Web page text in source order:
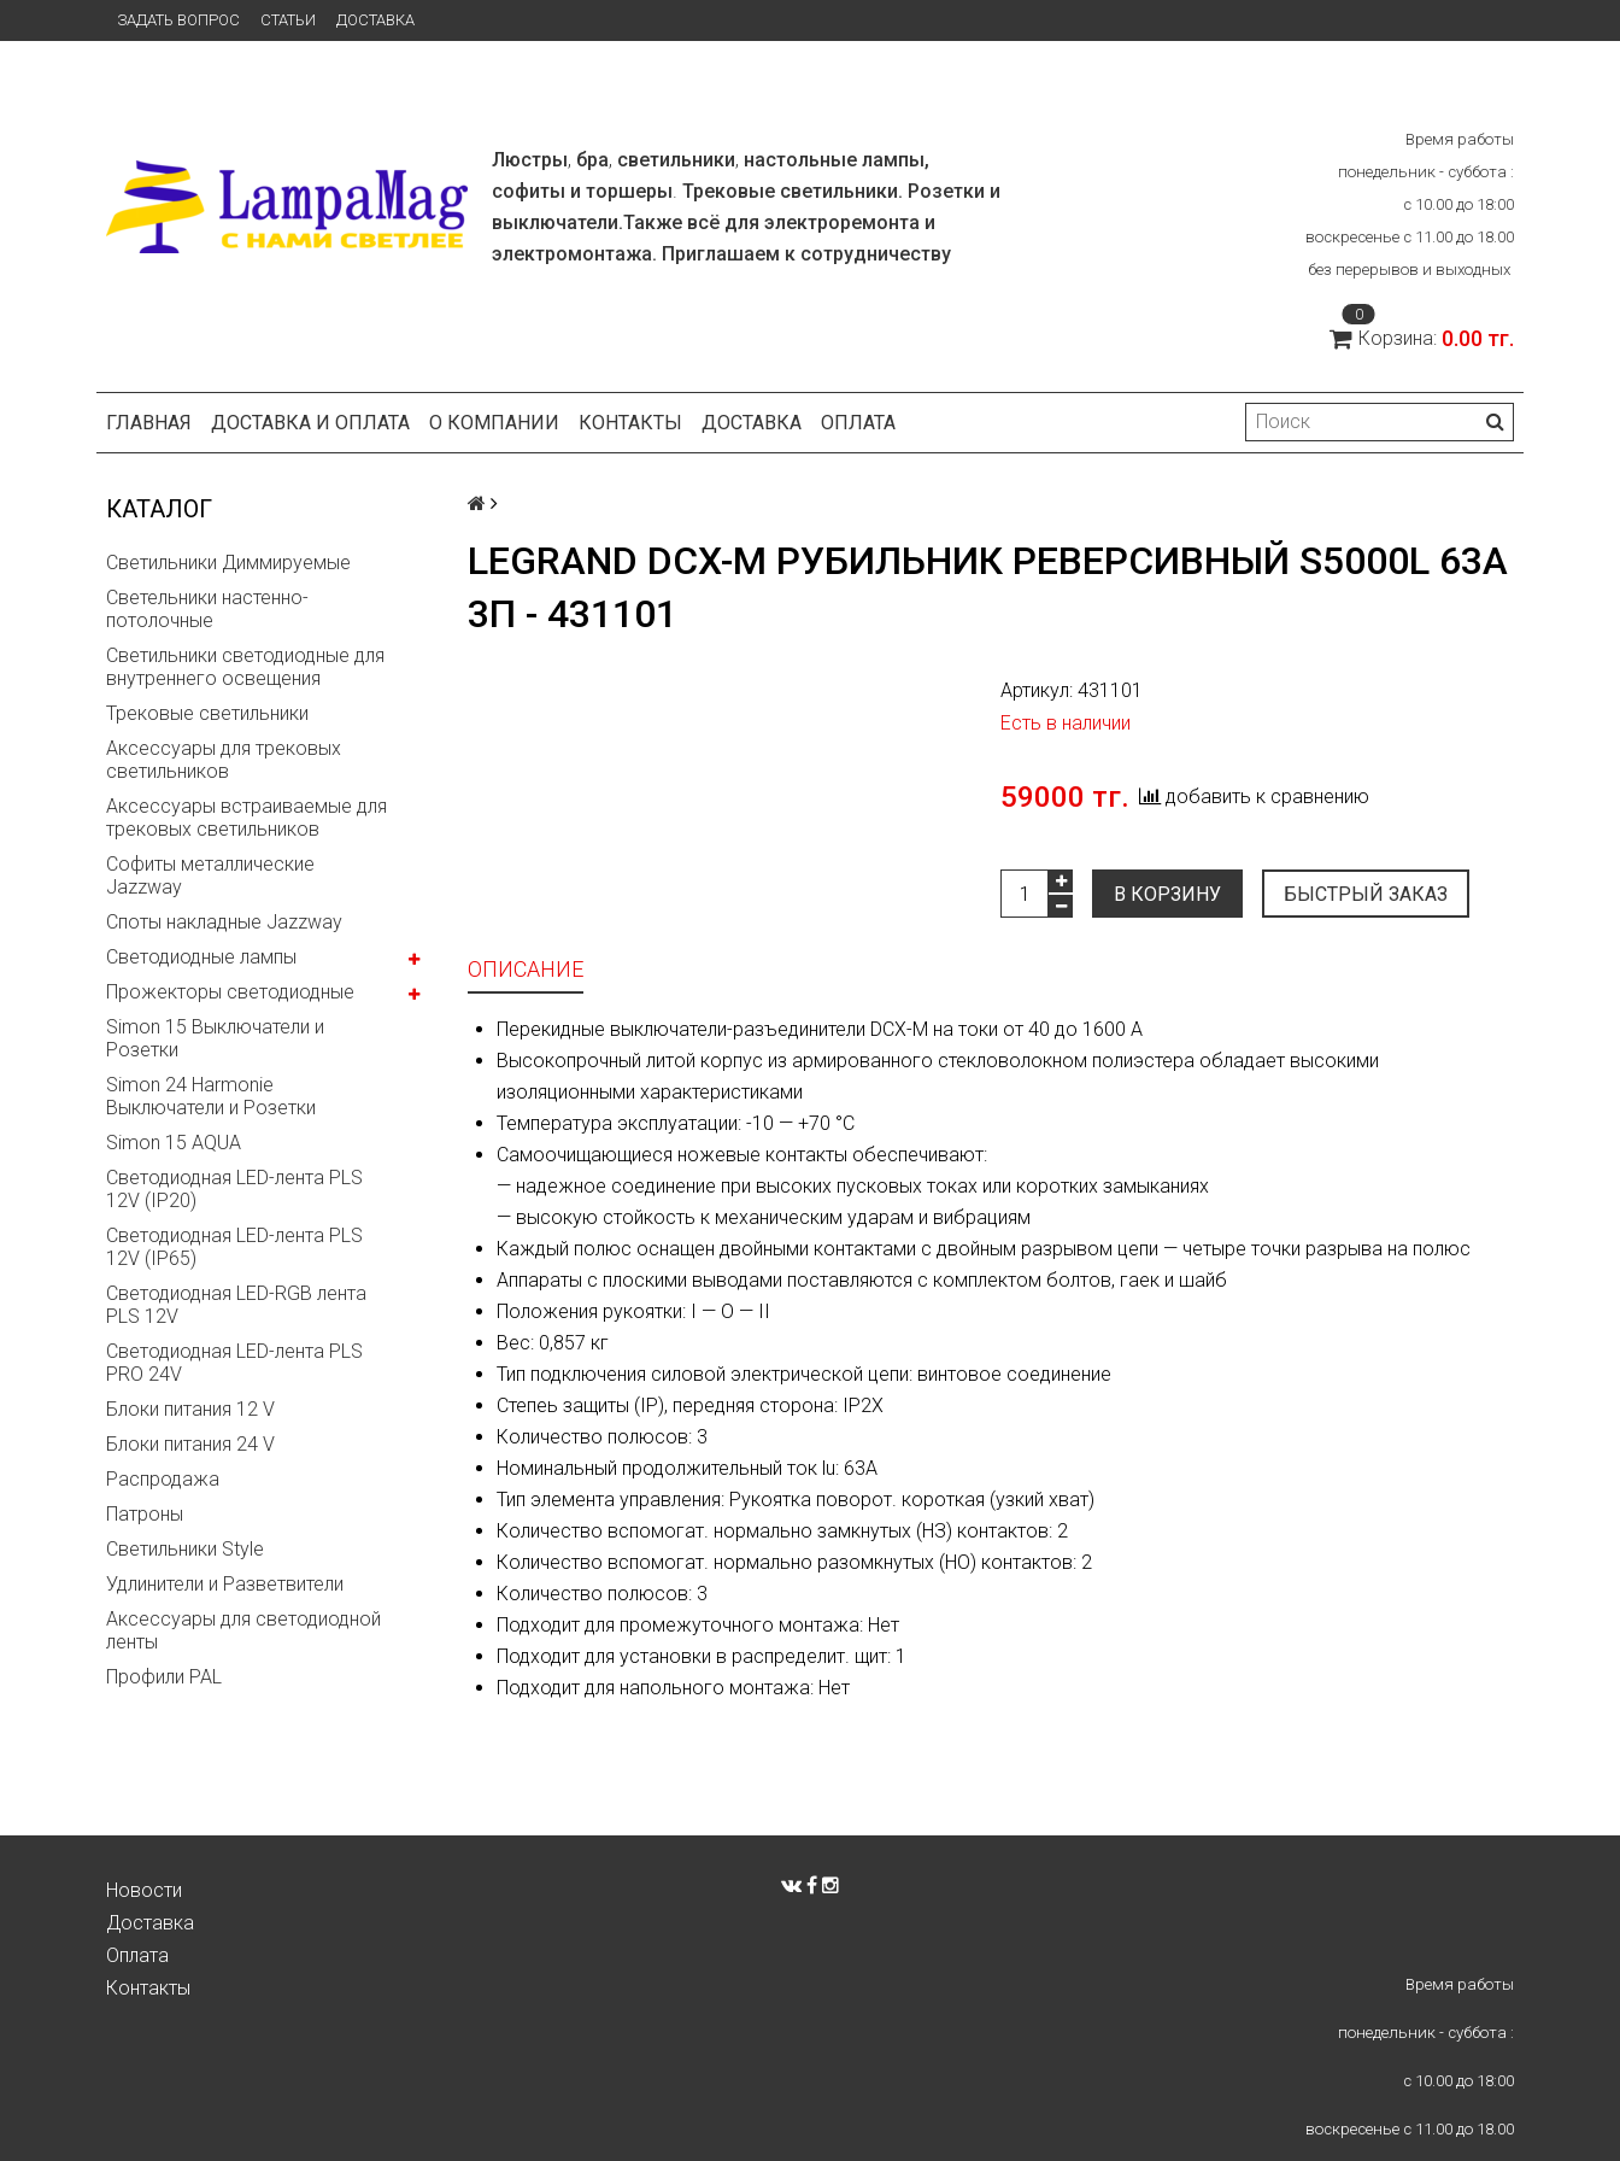
ЗАДАТЬ ВОПРОС СТАТЬИ ДОСТАВКА
Люстры, бра, светильники, настольные лампы,
софиты и торшеры Трековые светильники. Розетки и
выключатели.Также всё для электроремонта и
электромонтажа. Приглашаем к сотрудничеству
Время работы
понедельник - суббота :
с 10.00 до 18:00
воскресенье с 11.00 до 18.00
без перерывов и выходных
0
Корзина: 0.00 тг.
ГЛАВНАЯ ДОСТАВКА И ОПЛАТА О КОМПАНИИ КОНТАКТЫ ДОСТАВКА ОПЛАТА
КАТАЛОГ
Светильники Диммируемые
Cветельники настенно-
потолочные
Светильники светодиодные для
внутреннего освещения
Трековые светильники
Аксессуары для трековых
светильников
Аксессуары встраиваемые для
трековых светильников
Софиты металлические
Jazzway
Споты накладные Jazzway
Светодиодные лампы
Прожекторы светодиодные
Simon 15 Выключатели и
Розетки
Simon 24 Harmonie
Выключатели и Розетки
Simon 15 AQUA
Светодиодная LED-лента PLS
12V (IP20)
Светодиодная LED-лента PLS
12V (IP65)
Светодиодная LED-RGB лента
PLS 12V
Светодиодная LED-лента PLS
PRO 24V
Блоки питания 12 V
Блоки питания 24 V
Распродажа
Патроны
Светильники Style
Удлинители и Разветвители
Аксессуары для светодиодной
ленты
Профили PAL
LEGRAND DCX-M РУБИЛЬНИК РЕВЕРСИВНЫЙ S5000L 63A
3П - 431101
Артикул: 431101
Есть в наличии
59000 тг. добавить к сравнению
В КОРЗИНУ БЫСТРЫЙ ЗАКАЗ
ОПИСАНИЕ
Перекидные выключатели-разъединители DCX-M на токи от 40 до 1600 А
Высокопрочный литой корпус из армированного стекловолокном полиэстера обладает высокими
изоляционными характеристиками
Температура эксплуатации: -10 — +70 °С
Самоочищающиеся ножевые контакты обеспечивают:
— надежное соединение при высоких пусковых токах или коротких замыканиях
— высокую стойкость к механическим ударам и вибрациям
Каждый полюс оснащен двойными контактами с двойным разрывом цепи — четыре точки разрыва на полюс
Аппараты с плоскими выводами поставляются с комплектом болтов, гаек и шайб
Положения рукоятки: I — O — II
Вес: 0,857 кг
Тип подключения силовой электрической цепи: винтовое соединение
Степеь защиты (IP), передняя сторона: IP2X
Количество полюсов: 3
Номинальный продолжительный ток lu: 63А
Тип элемента управления: Рукоятка поворот. короткая (узкий хват)
Количество вспомогат. нормально замкнутых (НЗ) контактов: 2
Количество вспомогат. нормально разомкнутых (НО) контактов: 2
Количество полюсов: 3
Подходит для промежуточного монтажа: Нет
Подходит для установки в распределит. щит: 1
Подходит для напольного монтажа: Нет
Новости
Доставка
Оплата
Контакты
Время работы
понедельник - суббота :
с 10.00 до 18:00
воскресенье с 11.00 до 18.00